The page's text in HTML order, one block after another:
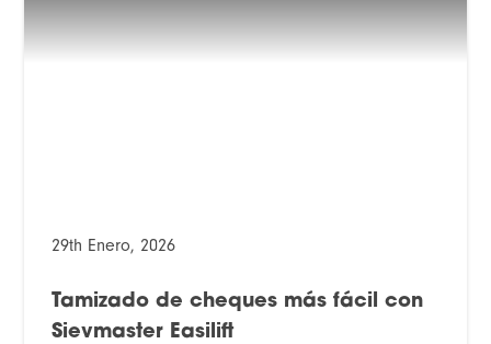
29th Enero, 2026
Tamizado de cheques más fácil con
Sievmaster Easilift